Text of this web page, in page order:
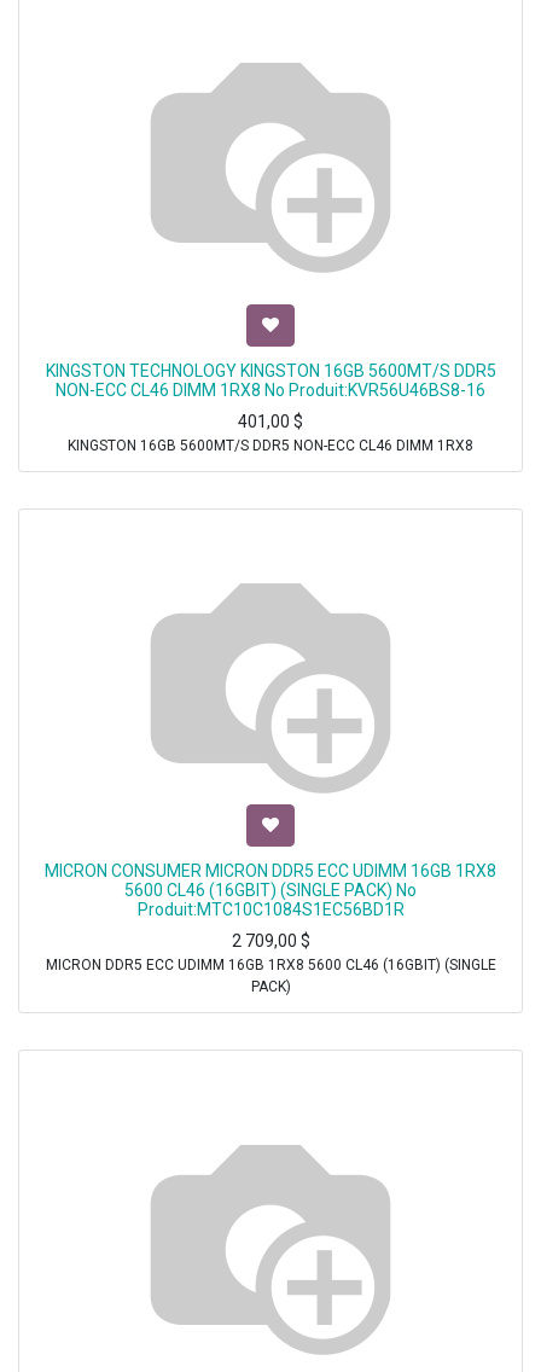
KINGSTON TECHNOLOGY KINGSTON 16GB 5600MT/S DDR5
NON-ECC CL46 DIMM 1RX8 No Produit:KVR56U46BS8-16
401,00 $
KINGSTON 16GB 5600MT/S DDR5 NON-ECC CL46 DIMM 1RX8
MICRON CONSUMER MICRON DDR5 ECC UDIMM 16GB 1RX8
5600 CL46 (16GBIT) (SINGLE PACK) No
Produit:MTC10C1084S1EC56BD1R
2 709,00 $
MICRON DDR5 ECC UDIMM 16GB 1RX8 5600 CL46 (16GBIT) (SINGLE
PACK)